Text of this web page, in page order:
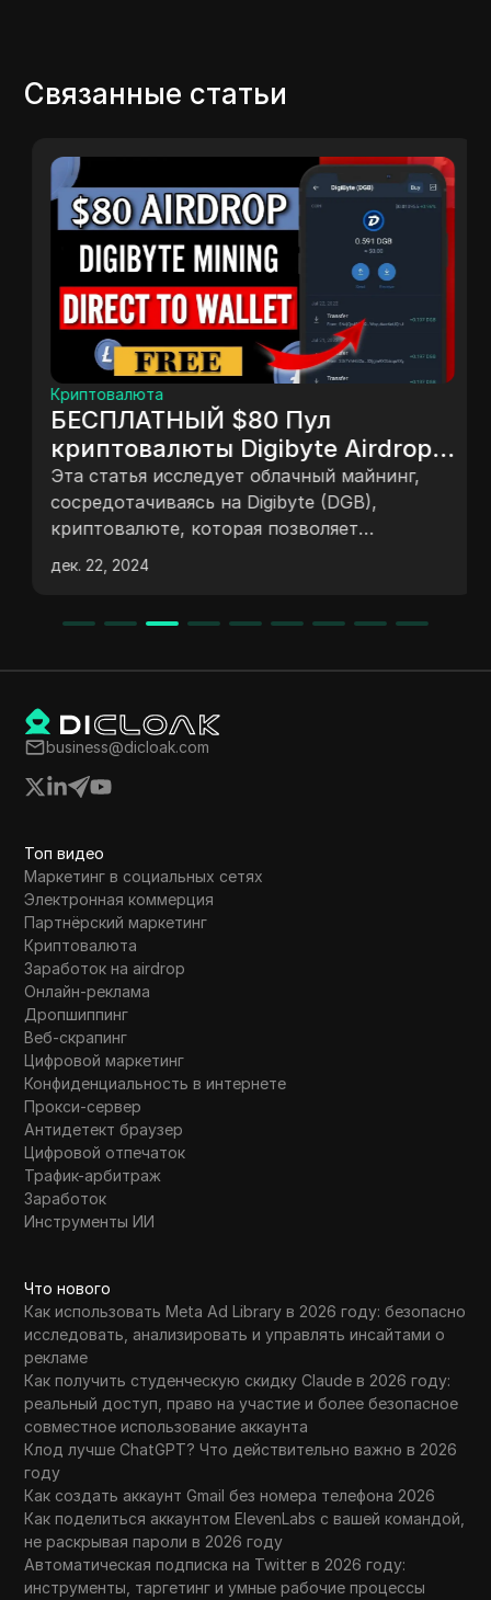
Связанные статьи
Криптовалюта
БЕСПЛАТНЫЙ $80 Пул
криптовалюты Digibyte Airdrop |
Бесплатное майнинг $DGB для
всех | Вывод за 3 секунды
Эта статья исследует облачный майнинг,
сосредотачиваясь на Digibyte (DGB),
криптовалюте, которая позволяет
пользователям зарабатывать токены без
дорогостоящего оборудования. Она
осторожности в отношении депозитов.
Пользователи могут максимизировать свои
и активно участвуя в платформе, при этом
дек. 22, 2024
business@dicloak.com
Топ видео
Маркетинг в социальных сетях
Электронная коммерция
Партнёрский маркетинг
Криптовалюта
Заработок на airdrop
Онлайн-реклама
Дропшиппинг
Веб-скрапинг
Цифровой маркетинг
Конфиденциальность в интернете
Прокси-сервер
Антидетект браузер
Цифровой отпечаток
Трафик-арбитраж
Заработок
Инструменты ИИ
Что нового
Как использовать Meta Ad Library в 2026 году: безопасно
исследовать, анализировать и управлять инсайтами о
рекламе
Как получить студенческую скидку Claude в 2026 году:
реальный доступ, право на участие и более безопасное
совместное использование аккаунта
Клод лучше ChatGPT? Что действительно важно в 2026
году
Как создать аккаунт Gmail без номера телефона 2026
Как поделиться аккаунтом ElevenLabs с вашей командой,
не раскрывая пароли в 2026 году
Автоматическая подписка на Twitter в 2026 году:
инструменты, таргетинг и умные рабочие процессы